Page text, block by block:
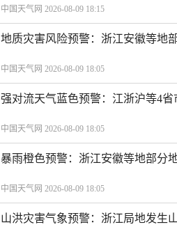
中国天气网 2026-08-09 18:15
地质灾害风险预警：浙江安徽等地
中国天气网 2026-08-09 18:05
强对流天气蓝色预警：江浙沪等4
中国天气网 2026-08-09 18:05
暴雨橙色预警：浙江安徽等地部分
中国天气网 2026-08-09 18:05
山洪灾害气象预警：浙江局地发生